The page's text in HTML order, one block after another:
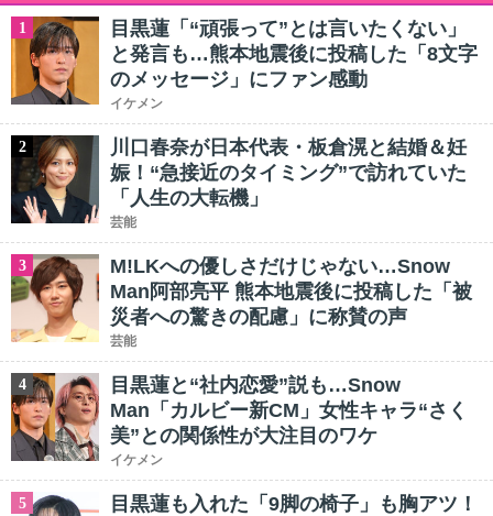
1
目黒蓮「“頑張って”とは言いたくない」
と発言も…熊本地震後に投稿した「8文字
のメッセージ」にファン感動
イケメン
2
川口春奈が日本代表・板倉滉と結婚＆妊
娠！“急接近のタイミング”で訪れていた
「人生の大転機」
芸能
3
M!LKへの優しさだけじゃない…Snow
Man阿部亮平 熊本地震後に投稿した「被
災者への驚きの配慮」に称賛の声
芸能
4
目黒蓮と“社内恋愛”説も…Snow
Man「カルビー新CM」女性キャラ“さく
美”との関係性が大注目のワケ
イケメン
5 目黒蓮も入れた「9脚の椅子」も胸アツ！